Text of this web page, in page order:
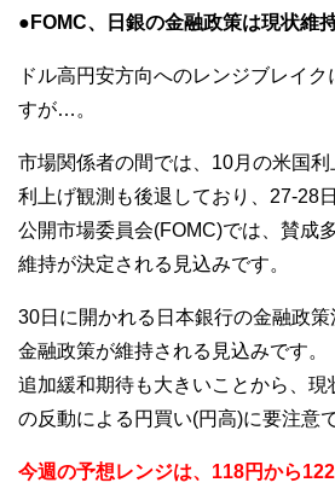
● FOMC、日銀の金融政策は現状維
ドル高円安方向へのレンジブレイ
すが…。
市場関係者の間では、10月の米国
利上げ観測も後退しており、27-28
公開市場委員会(FOMC)では、賛成
維持が決定される見込みです。
30日に開かれる日本銀行の金融政
金融政策が維持される見込みです。
追加緩和期待も大きいことから、現
の反動による円買い(円高)に要注意で
今週の予想レンジは、118円から122